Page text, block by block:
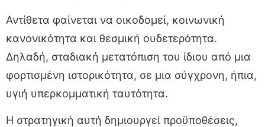
Αντίθετα φαίνεται να οικοδομεί, κοινωνική
κανονικότητα και θεσμική ουδετερότητα.
Δηλαδή, σταδιακή μετατόπιση του ίδιου από μια
φορτισμένη ιστορικότητα, σε μια σύγχρονη, ήπια,
υγιή υπερκομματική ταυτότητα.
Η στρατηγική αυτή δημιουργεί προϋποθέσεις,